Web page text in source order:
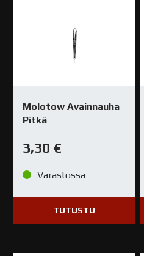
Molotow Avainnauha
Pitkä
3,30 €
Varastossa
TUTUSTU